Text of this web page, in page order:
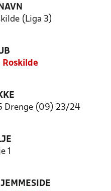
(Liga 3)
Roskilde
Drenge (09) 23/24
1